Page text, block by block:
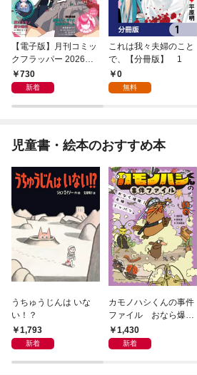
【電子版】月刊コミッ
クフラッパー 2026年9
月号730
新着
これは我々夫婦のこと
で、【分冊版】 1
0
無料
児童書・絵本のおすすめ本
うちゅうじんは いな
い！？
1,793
新着
カモノハシくんの事件
ファイル おなら爆
弾！ 危機イッパツ編
1,430
新着